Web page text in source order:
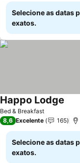
Selecione as datas
exatos.
Bed & Breakfast
Happo Lodge
8,6 Excelente 165
Selecione as datas
exatos.